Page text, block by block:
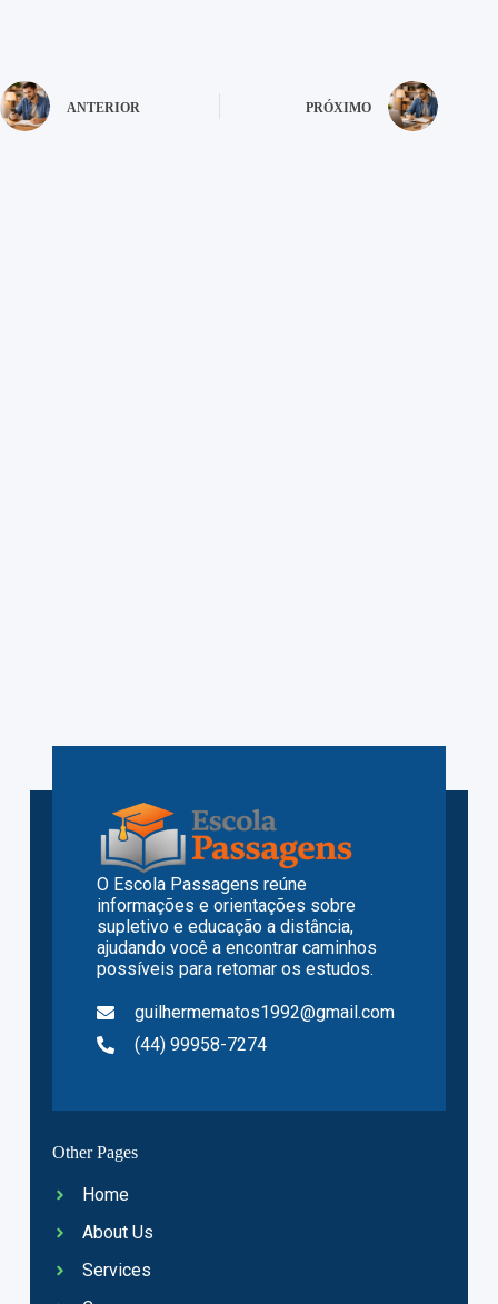
ANTERIOR PRÓXIMO
O Escola Passagens reúne
informações e orientações sobre
supletivo e educação a distância,
ajudando você a encontrar caminhos
possíveis para retomar os estudos.
guilhermematos1992@gmail.com
(44) 99958-7274
Other Pages
Home
About Us
Services